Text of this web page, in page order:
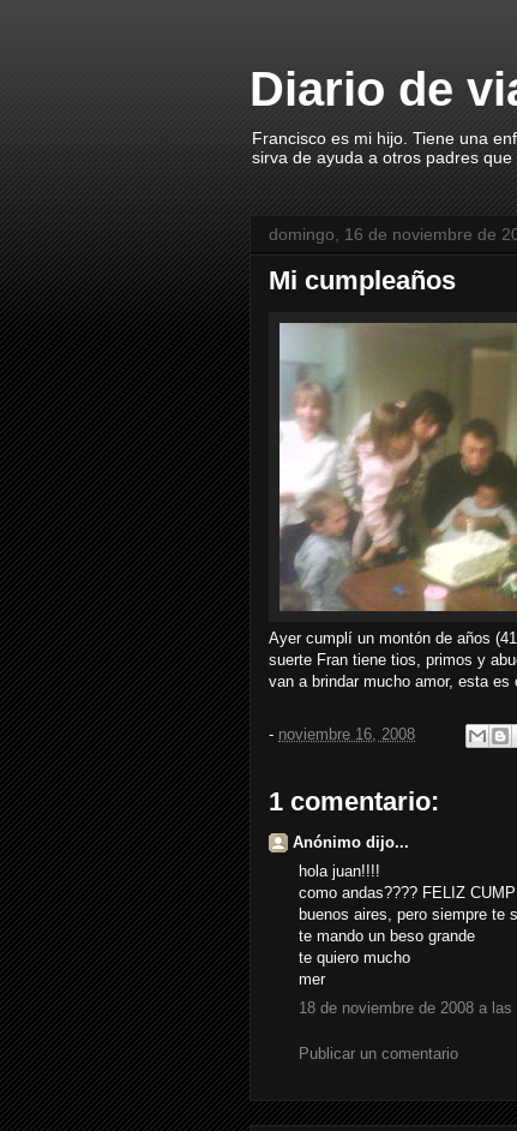
Diario de
Francisco es mi hijo. Tiene una
sirva de ayuda a otros padres
domingo, 16 de noviembre de
Mi cumpleaños
Ayer cumplí un montón de años
suerte Fran tiene tios, primos y
van a brindar mucho amor, esta
- noviembre 16, 2008
1 comentario:
Anónimo dijo...
hola juan!!!!
como andas???? FELIZ
buenos aires, pero siempre te
te mando un beso grande
te quiero mucho
mer
18 de noviembre de 2008 a las
Publicar un comentario